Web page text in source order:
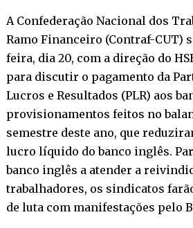
A Confederação Nacional dos
Ramo Financeiro (Contraf-CUT)
feira, dia 20, com a direção do
para discutir o pagamento da
Lucros e Resultados (PLR) aos
provisionamentos feitos no
semestre deste ano, que
lucro líquido do banco inglês.
banco inglês a atender a
trabalhadores, os sindicatos
de luta com manifestações pelo